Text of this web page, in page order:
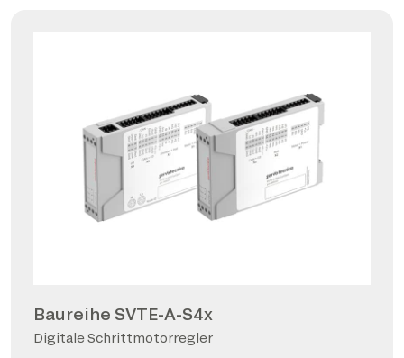
Baureihe SVTE-A-S4x
Digitale Schrittmotorregler